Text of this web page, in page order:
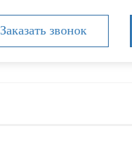
Заказать звонок